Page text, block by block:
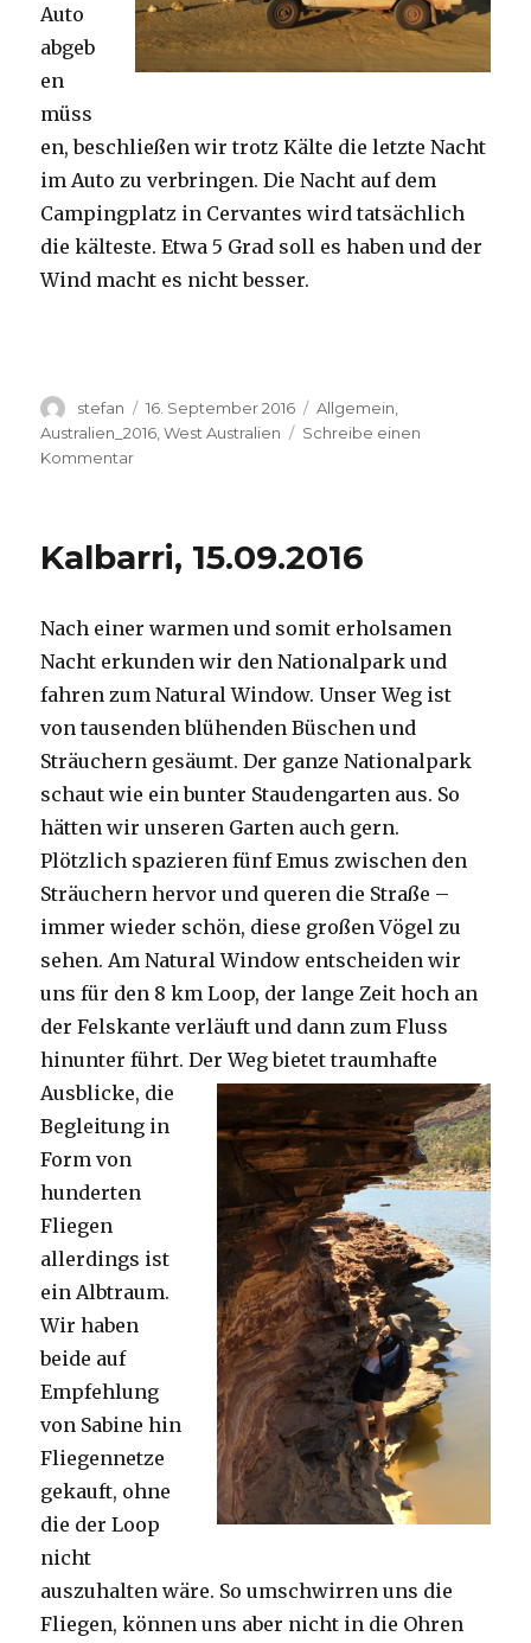
Auto
abgeb
en
müss
en, beschließen wir trotz Kälte die letzte Nacht
im Auto zu verbringen. Die Nacht auf dem
Campingplatz in Cervantes wird tatsächlich
die kälteste. Etwa 5 Grad soll es haben und der
Wind macht es nicht besser.
Autor
stefan
Veröffentlicht
am
16. September 2016 Kategorien
Allgemein
Australien_2016 ,West Australien
Schreibe einen
Kommentarzu
Kalbarri, 15.09.2016
Nach einer warmen und somit erholsamen
Nacht erkunden wir den Nationalpark und
fahren zum Natural Window. Unser Weg ist
von tausenden blühenden Büschen und
Sträuchern gesäumt. Der ganze Nationalpark
schaut wie ein bunter Staudengarten aus. So
hätten wir unseren Garten auch gern.
Plötzlich spazieren fünf Emus zwischen den
Sträuchern hervor und queren die Straße –
immer wieder schön, diese großen Vögel zu
sehen. Am Natural Window entscheiden wir
uns für den 8 km Loop, der lange Zeit hoch an
der Felskante verläuft und dann zum Fluss
hinunter führt. Der Weg bietet traumhafte
Ausblicke, die
Begleitung in
Form von
hunderten
Fliegen
allerdings ist
ein Albtraum.
Wir haben
beide auf
Empfehlung
von Sabine hin
Fliegennetze
gekauft, ohne
die der Loop
nicht
auszuhalten wäre. So umschwirren uns die
Fliegen, können uns aber nicht in die Ohren